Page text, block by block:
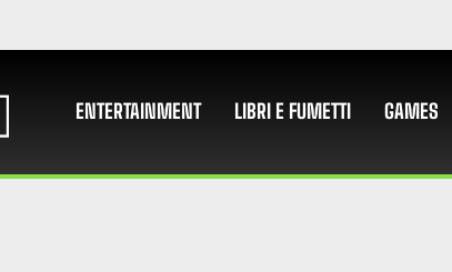
ENTERTAINMENT LIBRI E FUMETTI GAMES